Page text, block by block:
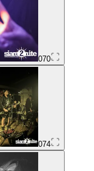
070
074